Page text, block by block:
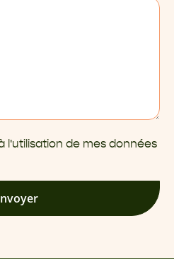
l'utilisation de mes données